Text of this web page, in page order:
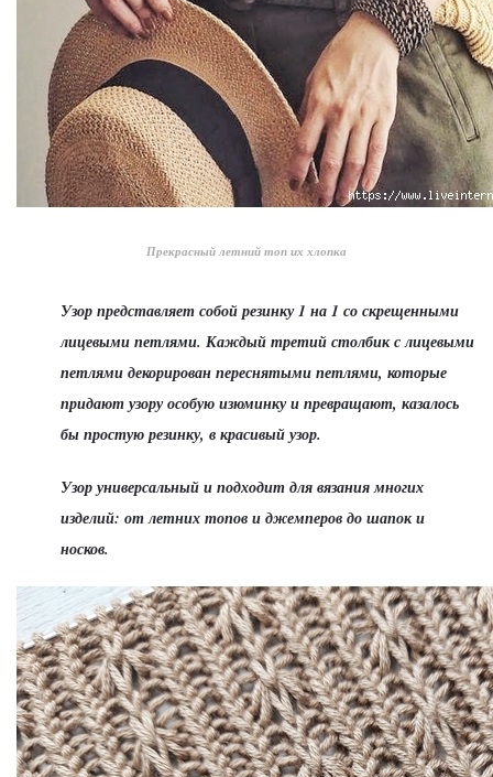
Прекрасный летний топ их хлопка
Узор представляет собой резинку 1 на 1 со скрещенными
лицевыми петлями. Каждый третий столбик с лицевыми
петлями декорирован переснятыми петлями, которые
придают узору особую изюминку и превращают, казалось
бы простую резинку, в красивый узор.
Узор универсальный и подходит для вязания многих
изделий: от летних топов и джемперов до шапок и
носков.